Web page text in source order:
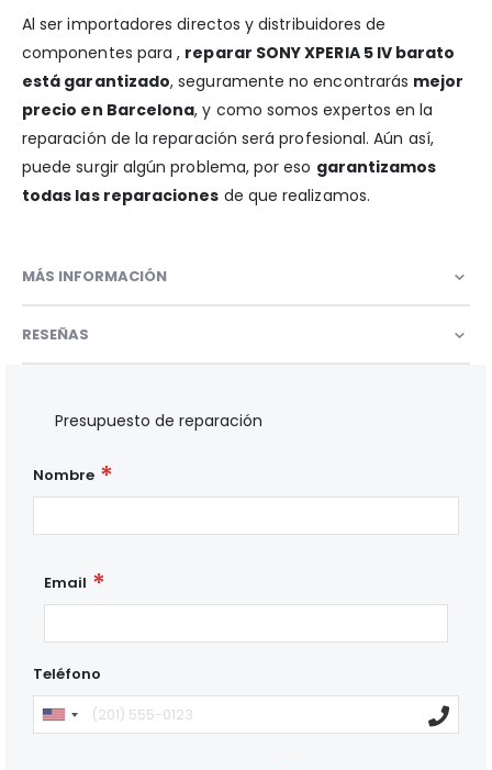
Al ser importadores directos y distribuidores de
componentes para , reparar SONY XPERIA 5 IV barato
está garantizado, seguramente no encontrarás mejor
precio en Barcelona, y como somos expertos en la
reparación de la reparación será profesional. Aún así,
puede surgir algún problema, por eso garantizamos
todas las reparaciones de que realizamos.
MÁS INFORMACIÓN
RESEÑAS
Presupuesto de reparación
Nombre
Email
Teléfono